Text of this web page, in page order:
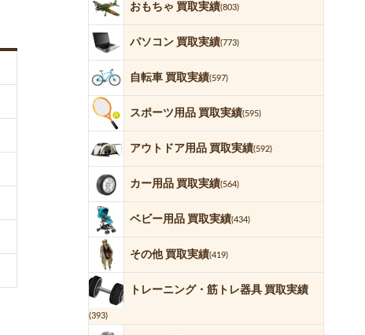
おもちゃ 買取実績(803)
パソコン 買取実績(773)
自転車 買取実績(597)
スポーツ用品 買取実績(595)
アウトドア用品 買取実績(592)
カー用品 買取実績(564)
ベビー用品 買取実績(434)
その他 買取実績(419)
トレーニング・筋トレ器具 買取実績
(393)